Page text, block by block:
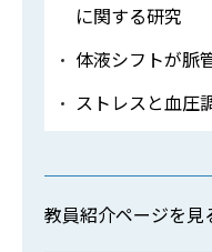
に関する研究
体液シフトが脈
ストレスと血圧
教員紹介ページを見